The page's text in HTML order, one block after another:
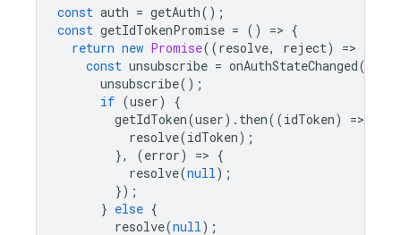
const auth = getAuth();
const getIdTokenPromise = () => {
return new Promise((resolve, reject) =>
const unsubscribe = onAuthStateChanged(
unsubscribe();
if (user)
{
getIdToken(user). then((idToken) =>
resolve(idToken);
},
(error) => {
resolve(null);
});
} else {
resolve(null);